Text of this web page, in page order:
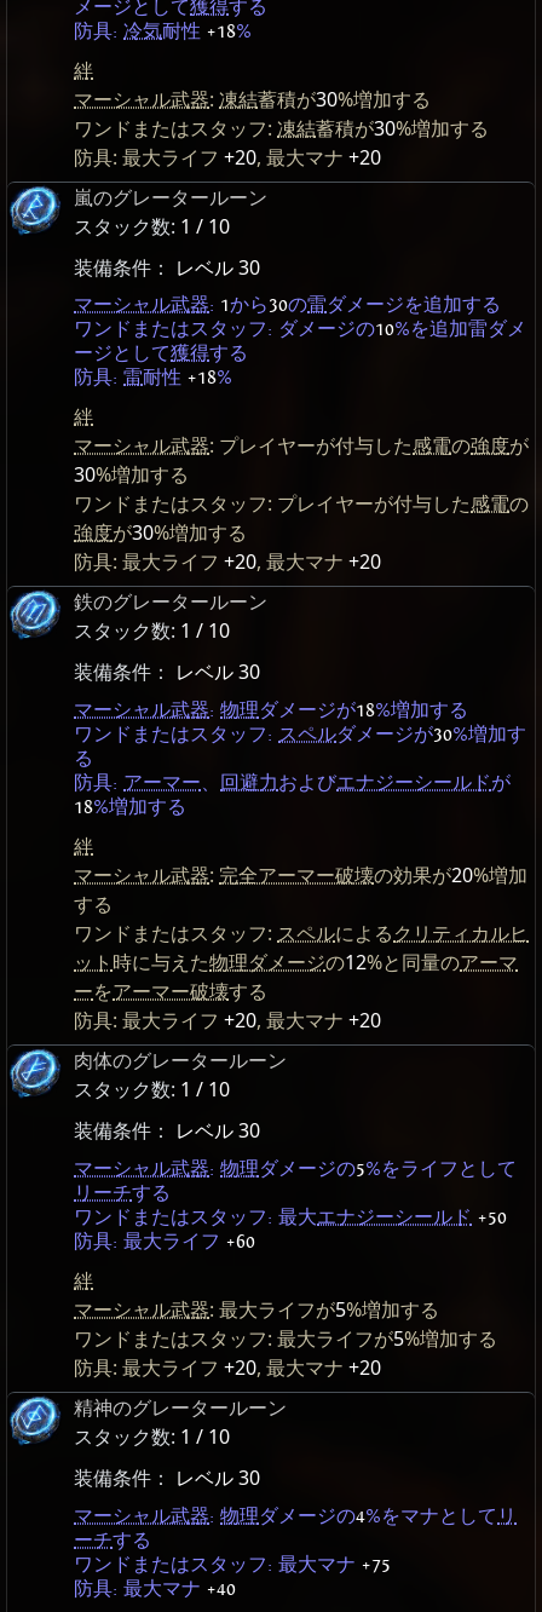
メージとして獲得する
防具: 冷気耐性 +18%
絆
マーシャル武器: 凍結蓄積が30%増加する
ワンドまたはスタッフ: 凍結蓄積が30%増加する
防具: 最大ライフ +20, 最大マナ +20
嵐のグレータールーン
スタック数: 1 / 10
装備条件： レベル 30
マーシャル武器: 1から30の雷ダメージを追加する
ワンドまたはスタッフ: ダメージの10%を追加雷ダメ
ージとして獲得する
防具: 雷耐性 +18%
絆
マーシャル武器: プレイヤーが付与した感電の強度が
30%増加する
ワンドまたはスタッフ: プレイヤーが付与した感電の
強度が30%増加する
防具: 最大ライフ +20, 最大マナ +20
鉄のグレータールーン
スタック数: 1 / 10
装備条件： レベル 30
マーシャル武器: 物理ダメージが18%増加する
ワンドまたはスタッフ: スペルダメージが30%増加す
る
防具: アーマー、 回避力およびエナジーシールドが
18%増加する
絆
マーシャル武器: 完全アーマー破壊の効果が20%増加
する
ワンドまたはスタッフ: スペルによるクリティカルヒ
ット 時に与えた物理ダメージの12%と同量のアーマ
ーをアーマー破壊する
防具: 最大ライフ +20, 最大マナ +20
肉体のグレータールーン
スタック数: 1 / 10
装備条件： レベル 30
マーシャル武器: 物理ダメージの5%をライフとして
リーチする
ワンドまたはスタッフ: 最大エナジーシールド +50
防具: 最大ライフ +60
絆
マーシャル武器: 最大ライフが5%増加する
ワンドまたはスタッフ: 最大ライフが5%増加する
防具: 最大ライフ +20, 最大マナ +20
精神のグレータールーン
スタック数: 1 / 10
装備条件： レベル 30
マーシャル武器: 物理ダメージの4%をマナとして リ
ーチする
ワンドまたはスタッフ: 最大マナ +75
防具: 最大マナ +40